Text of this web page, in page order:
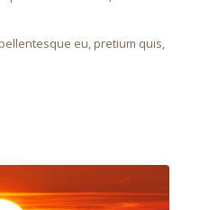
eu, pretium quis,